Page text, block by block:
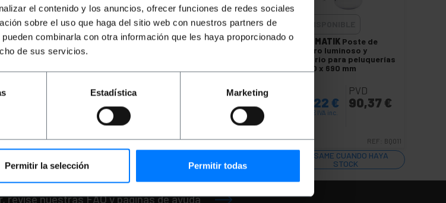
el contenido y los anuncios, ofrecer funciones de redes sociales
sobre el uso que haga del sitio web con nuestros partners de
combinarla con otra información que les haya proporcionado o
de sus servicios.
Estadística Marketing
Permitir la selección Permitir todas
PRIMEMATIK Poste de
PVP
119,82
119,82€ IVA inc.
Entrega inmediata REF: BQ012
PRIMEMATIK Poste de
barbero luminoso y
giratorio para peluquerías
de 230 x 690 mm
100,22 €
€ IVA inc.
PVD
90,37 €
REF: BQ011
AVÍSAME CUANDO HAYA
STOCK
revise nuestras FAQ y paginas de ayuda